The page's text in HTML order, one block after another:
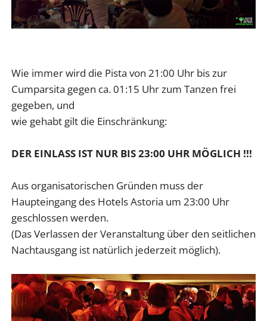
Wie immer wird die Pista von 21:00 Uhr bis zur
Cumparsita gegen ca. 01:15 Uhr zum Tanzen frei
gegeben, und
wie gehabt gilt die Einschränkung:
DER EINLASS IST NUR BIS 23:00 UHR MÖGLICH !!!
Aus organisatorischen Gründen muss der
Haupteingang des Hotels Astoria um 23:00 Uhr
geschlossen werden.
(Das Verlassen der Veranstaltung über den seitlichen
Nachtausgang ist natürlich jederzeit möglich).